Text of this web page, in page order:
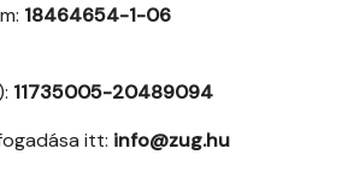
18464654-1-06
11735005-20489094
itt: info@zug.hu